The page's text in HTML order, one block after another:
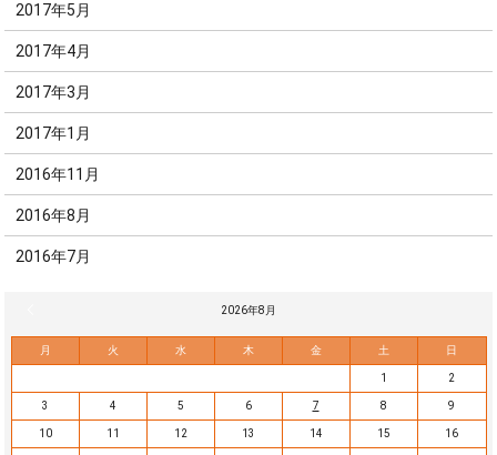
2017年5月
2017年4月
2017年3月
2017年1月
2016年11月
2016年8月
2016年7月
2026年8月
月 火 水 木 金 土 日
1 2
3 4 5 6 7 8 9
10 11 12 13 14 15 16